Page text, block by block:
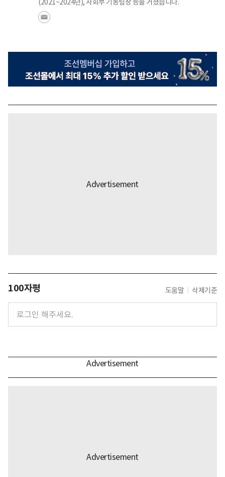
(2021~2024년), 사회부 기동팀장 등을 거쳤습니다.
100자평 도움말 삭제기준